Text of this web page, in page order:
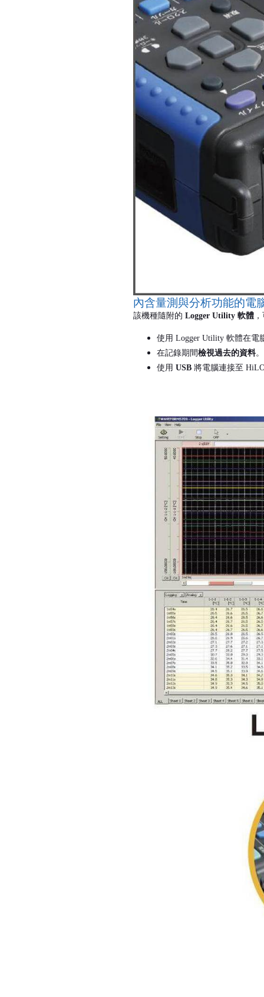
內含量測與分析功能的電
該機種隨附的 Logger Utility 軟體
使用 Logger Utility 軟體在電
在記錄期間檢視過去的資料。
使用 USB 將電腦連接至